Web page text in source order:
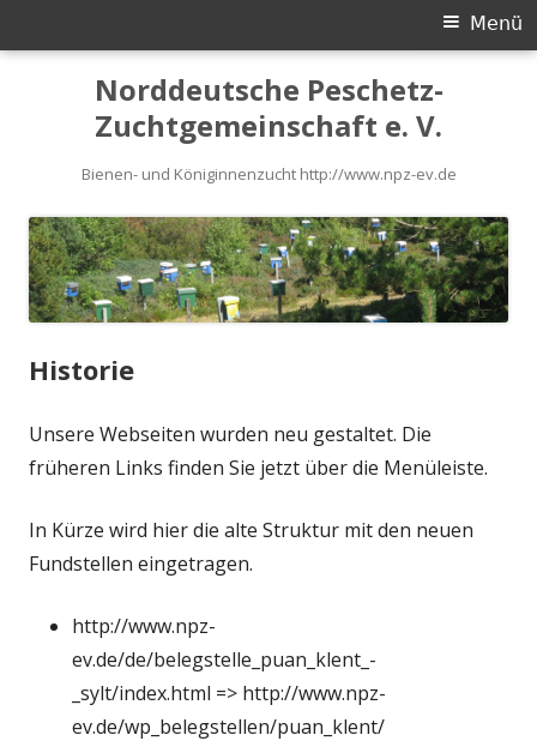
Norddeutsche Peschetz-
Zuchtgemeinschaft e. V.
Bienen- und Königinnenzucht http://www.npz-ev.de
Menü
Historie
Unsere Webseiten wurden neu gestaltet. Die
früheren Links finden Sie jetzt über die Menüleiste.
In Kürze wird hier die alte Struktur mit den neuen
Fundstellen eingetragen.
http://www.npz-
ev.de/de/belegstelle_puan_klent_-
_sylt/index.html => http://www.npz-
ev.de/wp_belegstellen/puan_klent/